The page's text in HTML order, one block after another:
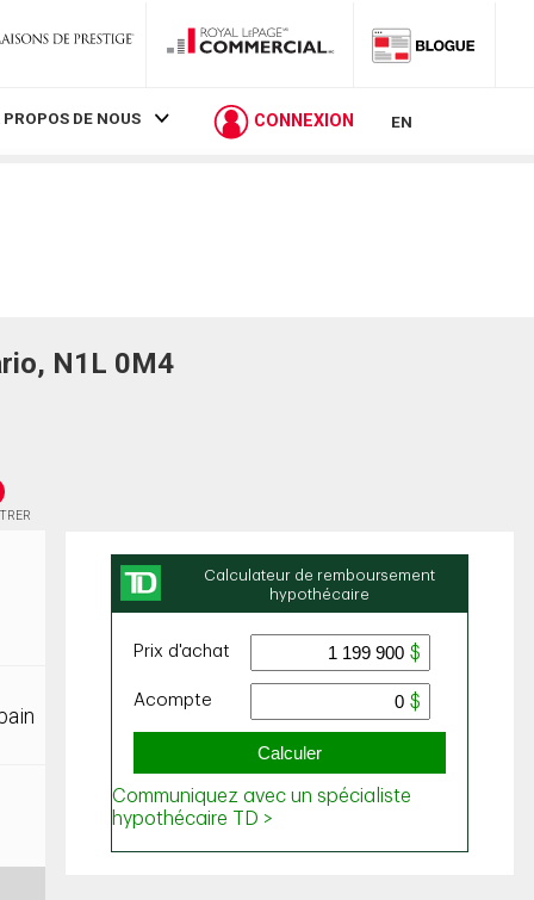
PROPOS DE NOUS CONNEXION EN
N1L 0M4